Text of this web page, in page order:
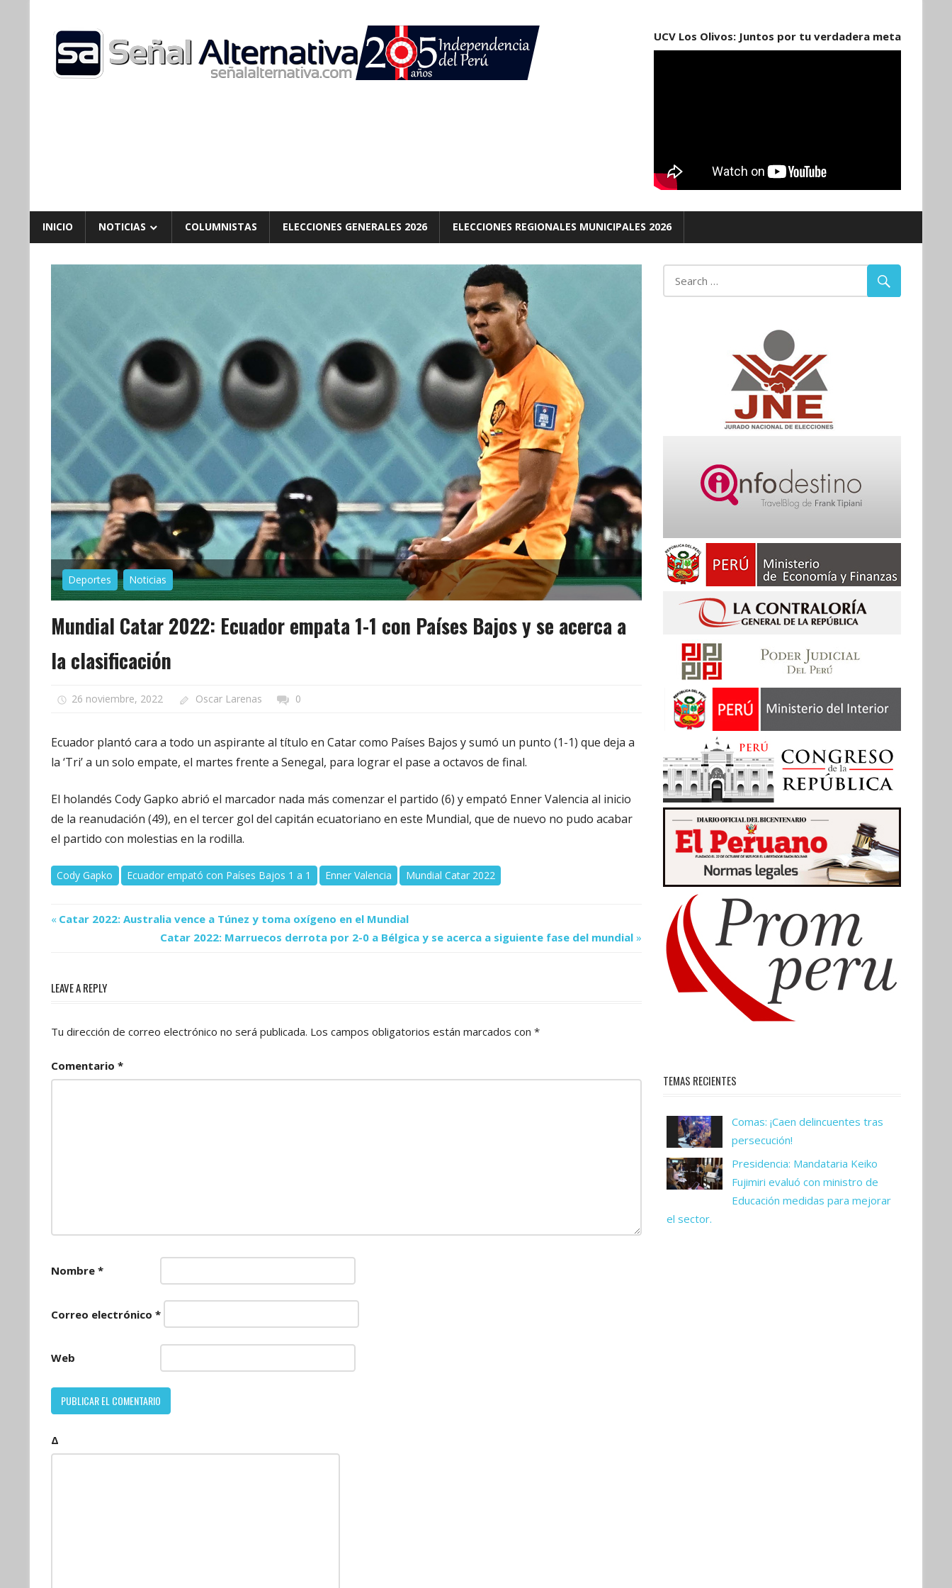
content
UCV Los Olivos: Juntos por tu verdadera meta
INICIO NOTICIAS COLUMNISTAS ELECCIONES GENERALES 2026 ELECCIONES REGIONALES MUNICIPALES 2026
Deportes Noticias
Mundial Catar 2022: Ecuador empata 1-1 con Países Bajos y se acerca a
la clasificación
26 noviembre, 2022 Oscar Larenas 0
Ecuador plantó cara a todo un aspirante al título en Catar como Países Bajos y sumó un punto (1-1) que deja a
la ‘Tri’ a un solo empate, el martes frente a Senegal, para lograr el pase a octavos de final.
El holandés Cody Gapko abrió el marcador nada más comenzar el partido (6) y empató Enner Valencia al inicio
de la reanudación (49), en el tercer gol del capitán ecuatoriano en este Mundial, que de nuevo no pudo acabar
el partido con molestias en la rodilla.
Cody Gapko Ecuador empató con Países Bajos 1 a 1 Enner Valencia Mundial Catar 2022
Navegación
Previous
Catar 2022: Australia vence a Túnez y toma oxígeno en el Mundial
Next
Catar 2022: Marruecos derrota por 2-0 a Bélgica y se acerca a siguiente fase del mundial
LEAVE A REPLY
Tu dirección de correo electrónico no será publicada. Los campos obligatorios están marcados con *
Comentario *
Nombre *
Correo electrónico *
Web
Δ
TEMAS RECIENTES
Comas: ¡Caen delincuentes tras
persecución!
Presidencia: Mandataria Keiko
Fujimiri evaluó con ministro de
Educación medidas para mejorar
el sector.